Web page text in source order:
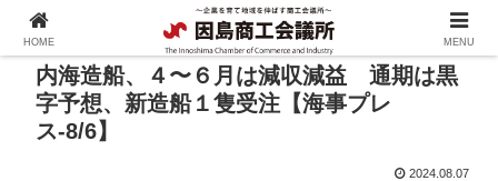
内海造船、４〜６月は減収減益 通期は黒
字予想、新造船１隻受注【海事プレ
ス-8/6】
2024.08.07
HOME MENU